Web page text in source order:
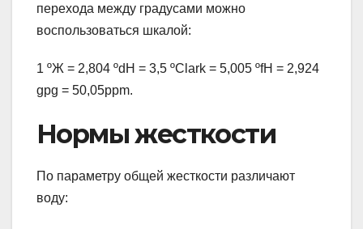
перехода между градусами можно
воспользоваться шкалой:
1 ºЖ = 2,804 ºdH = 3,5 ºClark = 5,005 ºfH = 2,924
gpg = 50,05ppm.
Нормы жесткости
По параметру общей жесткости различают
воду: